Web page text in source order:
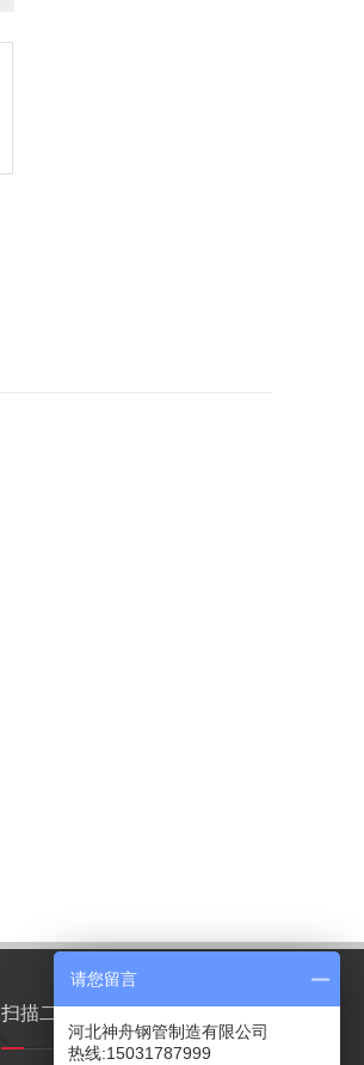
扫描二维码
请您留言
河北神舟钢管制造有限公司
热线:15031787999